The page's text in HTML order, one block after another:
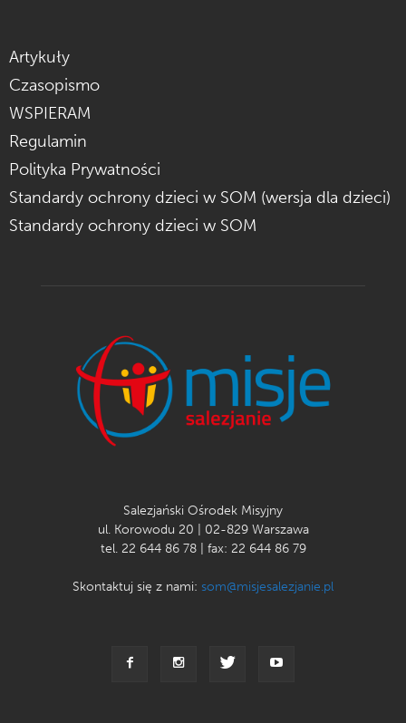
Artykuły
Czasopismo
WSPIERAM
Regulamin
Polityka Prywatności
Standardy ochrony dzieci w SOM (wersja dla dzieci)
Standardy ochrony dzieci w SOM
Salezjański Ośrodek Misyjny
ul. Korowodu 20 | 02-829 Warszawa
tel. 22 644 86 78 | fax: 22 644 86 79
Skontaktuj się z nami: som@misjesalezjanie.pl